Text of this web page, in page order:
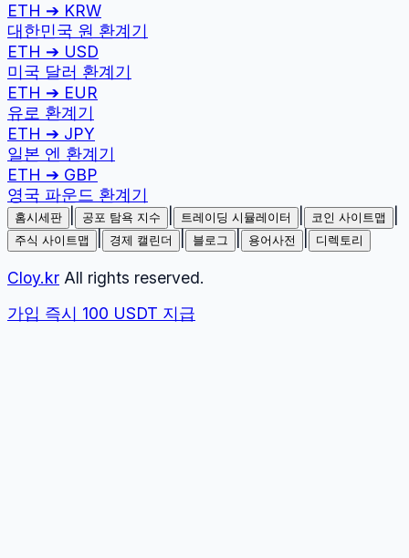
ETH ➔ KRW
대한민국 원 환계기
ETH ➔ USD
미국 달러 환계기
ETH ➔ EUR
유로 환계기
ETH ➔ JPY
일본 엔 환계기
ETH ➔ GBP
영국 파운드 환계기
홈시세판 공포 탐욕 지수 트레이딩 시뮬레이터 코인 사이트맵
주식 사이트맵 경제 캘린더 블로그 용어사전 디렉토리
Cloy.kr All rights reserved.
가입 즉시 100 USDT 지급